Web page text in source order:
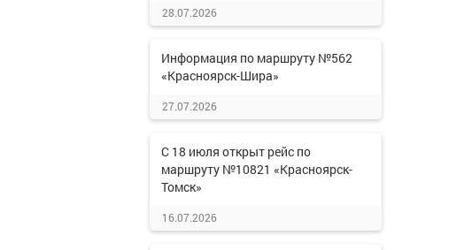
28.07.2026
Информация по маршруту №562
«Красноярск-Шира»
27.07.2026
С 18 июля открыт рейс по
маршруту №10821 «Красноярск-
Томск»
16.07.2026